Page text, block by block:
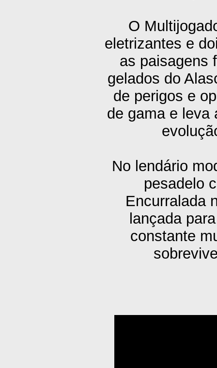
O
eletrizantes e
as paisagens
gelados do
de perigos e
de gama e leva
No lendário
pesadelo
Encurralada
lançada
constante